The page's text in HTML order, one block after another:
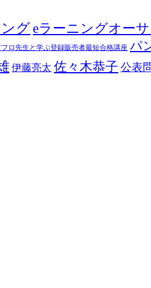
グ eラーニングオー
フロ先生と学ぶ登録販売者最短合格講座 パ
伊藤亮太 佐々木恭子 公表